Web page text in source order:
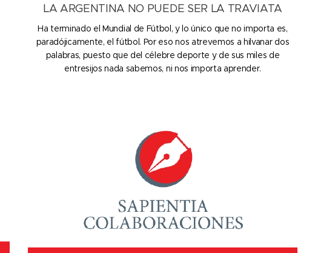
LA ARGENTINA NO PUEDE SER LA TRAVIATA
Ha terminado el Mundial de Fútbol, y lo único que no importa es,
paradójicamente, el fútbol. Por eso nos atrevemos a hilvanar dos
palabras, puesto que del célebre deporte y de sus miles de
entresijos nada sabemos, ni nos importa aprender.